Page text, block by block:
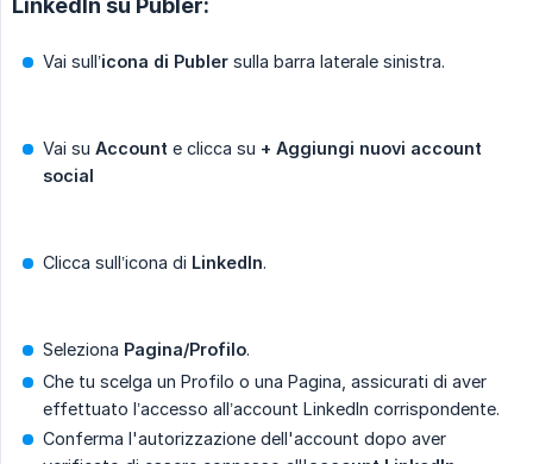
Vai sull’icona di Publer sulla barra laterale sinistra.
Vai su Account e clicca su + Aggiungi nuovi account
social
Clicca sull’icona di LinkedIn.
Seleziona Pagina/Profilo.
Che tu scelga un Profilo o una Pagina, assicurati di aver
effettuato l’accesso all’account LinkedIn corrispondente.
Conferma l'autorizzazione dell'account dopo aver